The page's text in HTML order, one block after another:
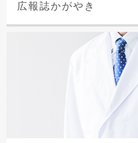
広報誌かがやき